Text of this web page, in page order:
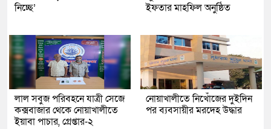
নিচ্ছে’
ইফতার মাহফিল অনুষ্ঠিত
লাল সবুজ পরিবহনে যাত্রী সেজে
কক্সবাজার থেকে নোয়াখালীতে
ইয়াবা পাচার, গ্রেপ্তার-২
নোয়াখালীতে নিখোঁজের দুইদিন
পর ব্যবসায়ীর মরদেহ উদ্ধার